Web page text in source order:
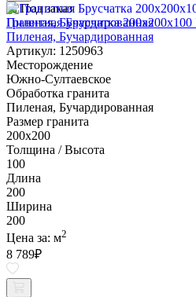
Под заказ
Гранитная Брусчатка
Пиленая, Бучардированная
Артикул: 1250963
Месторождение
Южно-Султаевское
Обработка гранита
Пиленая, Бучардированная
Размер гранита
200х200
Толщина / Высота
100
Длина
200
Ширина
200
Цена за: м2
8 789₽